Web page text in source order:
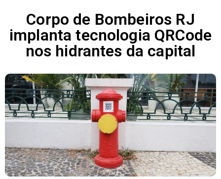
Corpo de Bombeiros RJ
implanta tecnologia QRCode
nos hidrantes da capital